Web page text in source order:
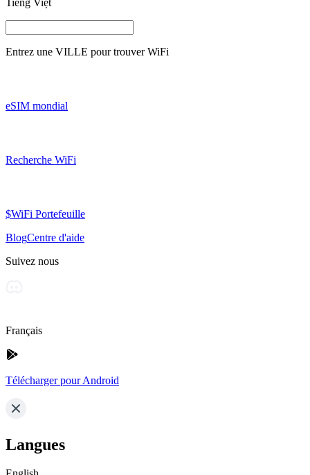
Entrez une VILLE pour trouver WiFi
eSIM mondial
Recherche WiFi
$WiFi Portefeuille
BlogCentre d'aide
Suivez nous
Français
Télécharger pour Android
Langues